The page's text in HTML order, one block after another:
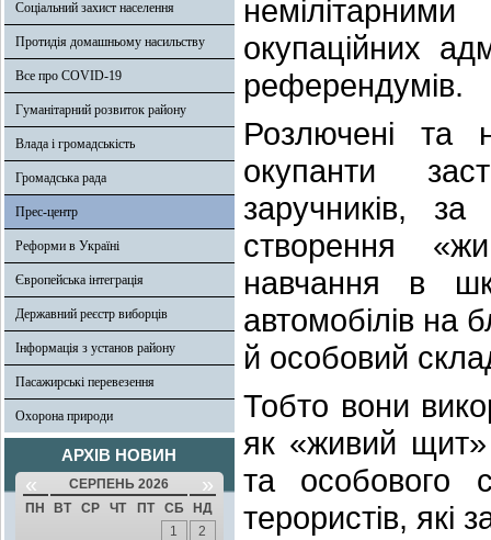
Соціальний захист населення
Протидія домашньому насильству
Все про COVID-19
Гуманітарний розвиток району
Влада і громадськість
Громадська рада
Прес-центр
Реформи в Україні
Європейська інтеграція
Державний реєстр виборців
Інформація з установ району
Пасажирські перевезення
Охорона природи
АРХІВ НОВИН
« СЕРПЕНЬ 2026 »
ПН ВТ СР ЧТ ПТ СБ
НД
1
2
окупаційних
референдумів.
Розлючені та
окупанти
заручників,
створення
навчання в
автомобілів на
й особовий
Тобто вони
як «живий щит»
та особового
терористів, які